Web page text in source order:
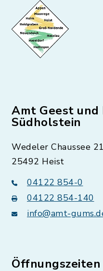
Amt Geest und
Südholstein
Wedeler Chaussee 21
25492 Heist
04122 854-0
04122 854-140
info@amt-
Öffnungszeiten